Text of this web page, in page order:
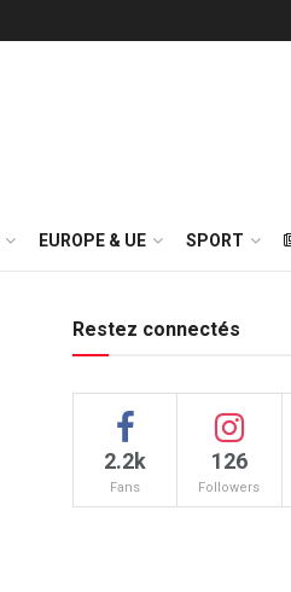
EUROPE & UE SPORT
Restez connectés
2.2k
Fans
126
Followers